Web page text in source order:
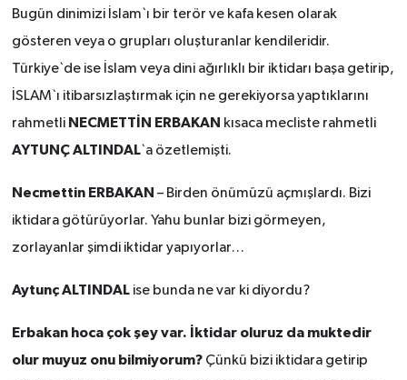
Bugün dinimizi İslam`ı bir terör ve kafa kesen olarak
gösteren veya o grupları oluşturanlar kendileridir.
Türkiye`de ise İslam veya dini ağırlıklı bir iktidarı başa getirip,
İSLAM`ı itibarsızlaştırmak için ne gerekiyorsa yaptıklarını
rahmetli NECMETTİN ERBAKAN kısaca mecliste rahmetli
AYTUNÇ ALTINDAL`a özetlemişti.
Necmettin ERBAKAN – Birden önümüzü açmışlardı. Bizi
iktidara götürüyorlar. Yahu bunlar bizi görmeyen,
zorlayanlar şimdi iktidar yapıyorlar…
Aytunç ALTINDALise bunda ne var ki diyordu?
Erbakan hoca çok şey var. İktidar oluruz da muktedir
olur muyuz onu bilmiyorum?Çünkü bizi iktidara getirip